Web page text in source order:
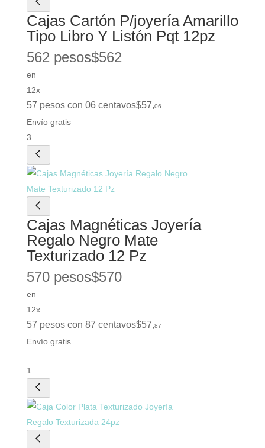
Cajas Cartón P/joyería Amarillo
Tipo Libro Y Listón Pqt 12pz
562 pesos$562
en
12x
57 pesos con 06 centavos$57,06
Envío gratis
Cajas Magnéticas Joyería
Regalo Negro Mate
Texturizado 12 Pz
570 pesos$570
en
12x
57 pesos con 87 centavos$57,87
Envío gratis